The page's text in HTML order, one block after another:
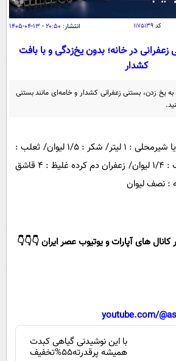
اقتصاد
خودرو
جامعه
اجتماعی
حوادث
سفر و تفریح
ورزشی
بین الملل
فناوری و It
علمی
قرآن
گوناگون
سرگرمی
مجله تصویری سلاح
فیلم
گوناگون
کد۱۱۷۵۱۳۹ انتشار: ۲۰:۵۰ - ۱۳-۰۴-۱۴۰۵
در خانه؛ بدون یخ‌زدگی و با بافت
کشدار
یخ زدن، بستنی زعفرانی کشدار و خامه‌ای مانند بستنی
مواد لازم: شیر پر چرب یا شیرمحلی : ۱ لیتر/ شکر : ۱/۵ لیوان/ ثعلب :
۲ قاشق چایخوری/ گلاب : ۱/۴ لیوان/ زعفران دم کرده غلیظ : ۴ قاشق
: نصف لیوان
های آپارات و یوتیوب عصر ایران 👇👇👇
youtube.com/
با این نوشیدنی گیاهی کبدت
همیشه پرقدرته55%تخفیف